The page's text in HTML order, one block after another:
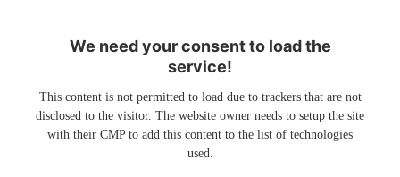
We need your consent to load the
service!
This content is not permitted to load due to trackers that are not
disclosed to the visitor. The website owner needs to setup the site
with their CMP to add this content to the list of technologies
used.